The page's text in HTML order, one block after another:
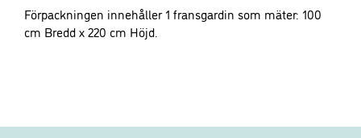
Förpackningen innehåller 1 fransgardin som mäter: 100
cm Bredd x 220 cm Höjd.
prestera så
bra som